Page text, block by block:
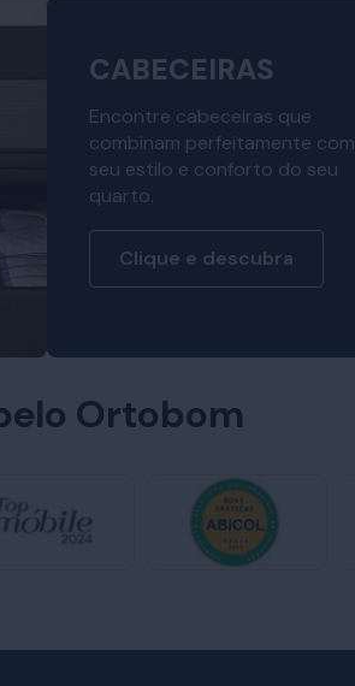
CABECEIRAS
Encontre cabeceiras que
combinam perfeitamente com
seu estilo e conforto do seu
quarto.
Clique e descubra
Ortobom